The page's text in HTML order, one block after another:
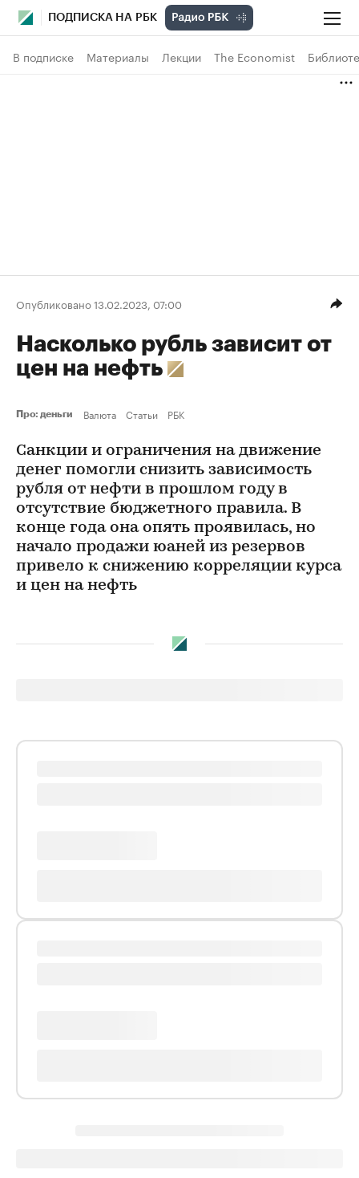
ПОДПИСКА НА РБК
В подписке Материалы Лекции The Economist
Опубликовано 13.02.2023, 07:00
Насколько рубль зависит от
цен на нефть
Про: деньги Валюта Статьи РБК
Санкции и ограничения на движение
денег помогли снизить зависимость
рубля от нефти в прошлом году в
отсутствие бюджетного правила. В
конце года она опять проявилась, но
начало продажи юаней из резервов
привело к снижению корреляции курса
и цен на нефть